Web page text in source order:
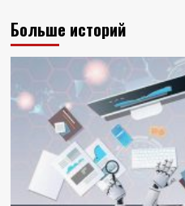
Больше историй